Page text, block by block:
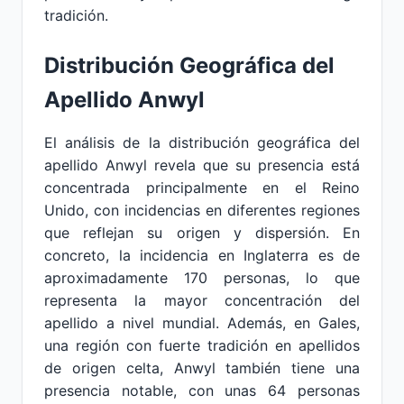
tradición.
Distribución Geográfica del
Apellido Anwyl
El análisis de la distribución geográfica del
apellido Anwyl revela que su presencia está
concentrada principalmente en el Reino
Unido, con incidencias en diferentes regiones
que reflejan su origen y dispersión. En
concreto, la incidencia en Inglaterra es de
aproximadamente 170 personas, lo que
representa la mayor concentración del
apellido a nivel mundial. Además, en Gales,
una región con fuerte tradición en apellidos
de origen celta, Anwyl también tiene una
presencia notable, con unas 64 personas